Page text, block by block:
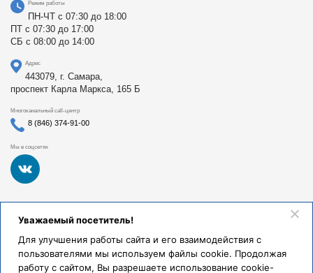
Режим работы
ПН-ЧТ с 07:30 до 18:00
ПТ с 07:30 до 17:00
СБ с 08:00 до 14:00
Адрес
443079, г. Самара,
проспект Карла Маркса, 165 Б
Многоканальный call-центр
8 (846) 374-91-00
Мы в соцсетях
Федеральное государственное бюджетное образовательное
учреждение высшего образования «Самарский
здравоохранения Российской Федерации». Клиники СамГМУ
были основаны в 1930 году.
Уважаемый посетитель!
Для улучшения работы сайта и его взаимодействия с
пользователями мы используем файлы cookie. Продолжая
работу с сайтом, Вы разрешаете использование cookie-